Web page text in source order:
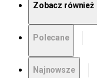
Zobacz również
Polecane
Najnowsze